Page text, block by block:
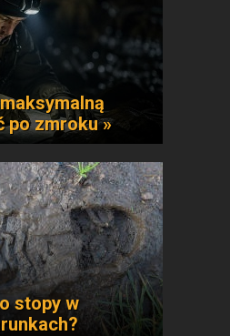
po zmroku »
stopy w